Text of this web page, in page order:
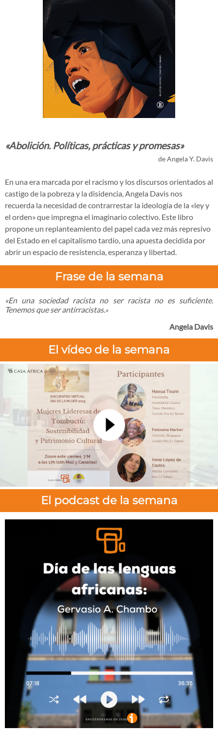
«Abolición. Políticas, prácticas y promesas»
de Angela Y. Davis
En una era marcada por el racismo y los discursos orientados al
castigo de la pobreza y la disidencia, Angela Davis nos
recuerda la necesidad de contrarrestar la ideología de la «ley y
el orden» que impregna el imaginario colectivo. Este libro
propone un replanteamiento del papel cada vez más represivo
del Estado en el capitalismo tardío, una apuesta decidida por
abrir un espacio de resistencia, esperanza y libertad.
Frase de la semana
«En una sociedad racista no ser racista no es suficiente.
Tenemos que ser antirracistas.»
Angela Davis
El vídeo de la semana
El podcast de la semana